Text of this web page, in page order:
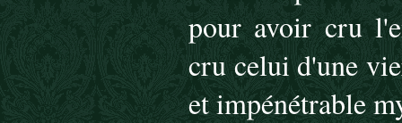
pour avoir cru
cru celui d'une
et impénétrable